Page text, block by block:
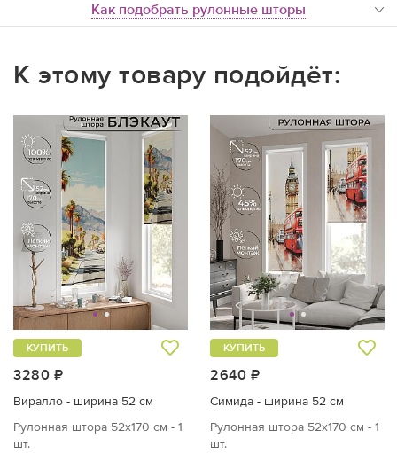
Как подобрать рулонные шторы
К этому товару подойдёт:
3280 ₽
КУПИТЬ
Виралло - ширина 52 см
Рулонная штора 52х170 см - 1
шт.
2640 ₽
КУПИТЬ
Симида - ширина 52 см
Рулонная штора 52х170 см - 1
шт.